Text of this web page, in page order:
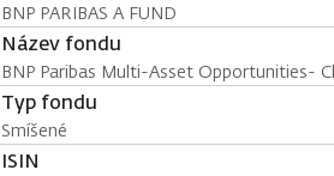
BNP PARIBAS A FUND
Název fondu
BNP Paribas Multi-Asset Opportunities-
Typ fondu
Smíšené
ISIN